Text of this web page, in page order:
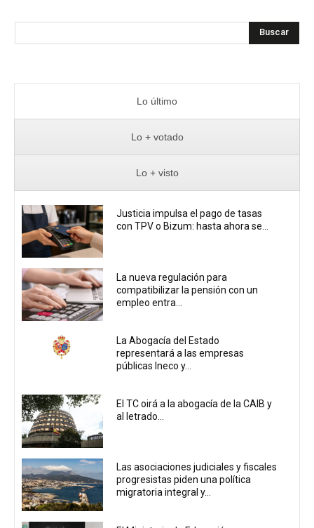
Buscar
Lo último
Lo + votado
Lo + visto
Justicia impulsa el pago de tasas
con TPV o Bizum: hasta ahora se...
La nueva regulación para
compatibilizar la pensión con un
empleo entra...
La Abogacía del Estado
representará a las empresas
públicas Ineco y...
El TC oirá a la abogacía de la CAIB y
al letrado...
Las asociaciones judiciales y fiscales
progresistas piden una política
migratoria integral y...